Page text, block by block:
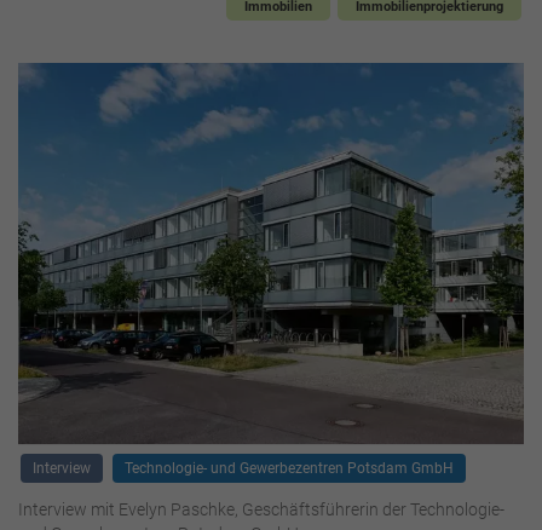
Immobilien Immobilienprojektierung
Interview Technologie- und Gewerbezentren Potsdam GmbH
Interview mit Evelyn Paschke, Geschäftsführerin der Technologie-